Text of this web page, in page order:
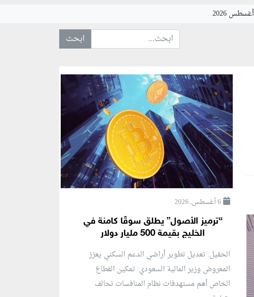
ابحث عن... :
6 أغسطس, 2026
“ترميز الأصول” يطلق سوقًا كامنة في
الخليج بقيمة 500 مليار دولار
الحقيل: تعديل تطوير أراضي الدعم السكني يعزز
المعروض وزير المالية السعودي: تمكين القطاع
الخاص أهم مستهدفات نظام المنافسات تحالف